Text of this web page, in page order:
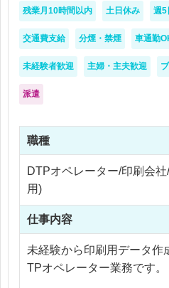
残業月10時間以内 土日休み 週5
交通費支給 分煙・禁煙 車通勤
未経験者歓迎 主婦・主夫歓迎
派遣
職種
DTPオペレーター/印刷会
用)
仕事内容
未経験から印刷用データ作
TPオペレーター業務です。